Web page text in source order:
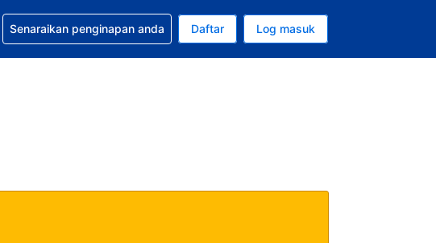
Mata wang semasa anda adalah Dolar A.S.
anda. Bahasa semasa anda adalah Bahasa Malaysia
bantuan bagi tempahan anda
Senaraikan penginapan anda Daftar Log masuk